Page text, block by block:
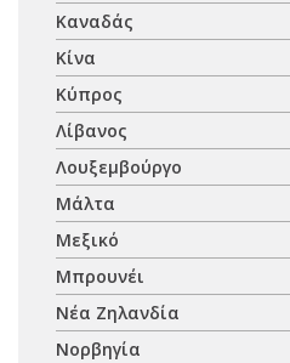
Καναδάς
Κίνα
Κύπρος
Λίβανος
Λουξεμβούργο
Μάλτα
Μεξικό
Μπρουνέι
Νέα Ζηλανδία
Νορβηγία